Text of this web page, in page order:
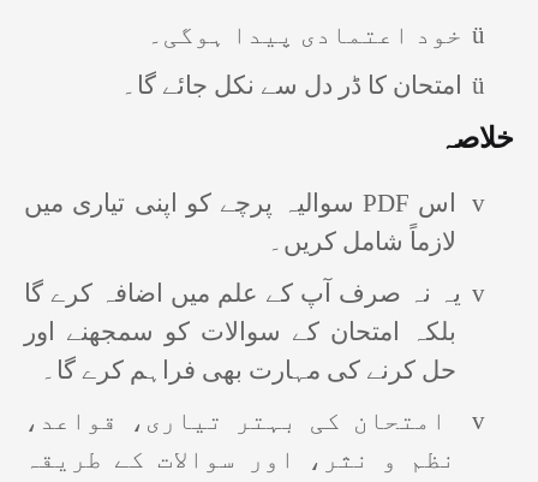
ü خود اعتمادی پیدا ہوگی۔
ü
امتحان کا ڈر دل سے نکل جائے گا۔
خلاصہ
v اس PDF سوالیہ پرچے کو اپنی تیاری میں
لازماً شامل کریں۔
v یہ نہ صرف آپ کے علم میں اضافہ کرے گا
بلکہ امتحان کے سوالات کو سمجھنے اور
حل کرنے کی مہارت بھی فراہم کرے گا۔
v
امتحان کی بہتر تیاری، قواعد،
نظم و نثر، اور سوالات کے طریقہ